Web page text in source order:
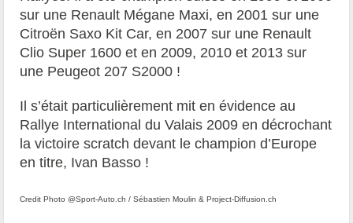
sur une Renault Mégane Maxi, en 2001 sur une
Citroën Saxo Kit Car, en 2007 sur une Renault
Clio Super 1600 et en 2009, 2010 et 2013 sur
une Peugeot 207 S2000 !
Il s’était particulièrement mit en évidence au
Rallye International du Valais 2009 en décrochant
la victoire scratch devant le champion d’Europe
en titre, Ivan Basso !
Credit Photo @Sport-Auto.ch / Sébastien Moulin & Project-Diffusion.ch